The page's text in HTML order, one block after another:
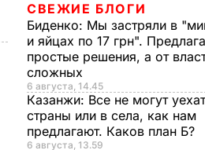
СВЕЖИЕ БЛОГИ
Биденко: Мы застряли в
и яйцах по 17 грн".
простые решения, а от
сложных
6 августа, 14.45
Казанжи: Все не могут
страны или в села, как нам
предлагают. Каков план Б?
6 августа, 13.59